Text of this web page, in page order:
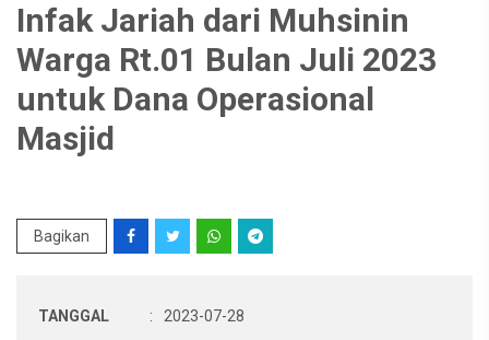
Infak Jariah dari Muhsinin
Warga Rt.01 Bulan Juli 2023
untuk Dana Operasional
Masjid
Bagikan
TANGGAL : 2023-07-28